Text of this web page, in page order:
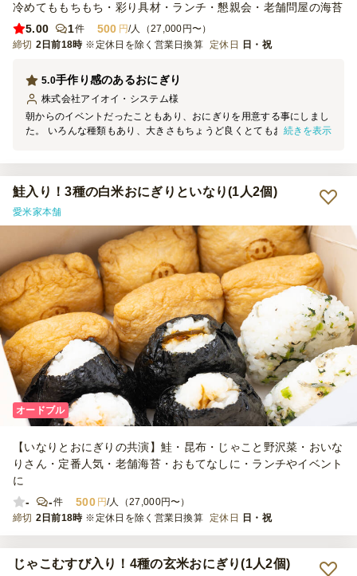
冷めてももちもち・彩り具材・ランチ・懇親会・老舗問屋の海苔
5.00
1件 500 円/人（27,000円〜）
締切 2日前18時 ※定休日を除く営業日換算 定休日 日・祝
手作り感のあるおにぎり
5.0
株式会社アイオイ・システム様
朝からのイベントだったこともあり、おにぎりを用意する事にしまし
た。 いろんな種類もあり、大きさもちょうど良くとてもおいしかっ
続きを表示
鮭入り！3種の白米おにぎりといなり(1人2個)
愛米家本舗
オードブル
【いなりとおにぎりの共演】鮭・昆布・じゃこと野沢菜・おいな
りさん・定番人気・老舗海苔・おもてなしに・ランチやイベント
に
-
-件 500 円/人（27,000円〜）
締切 2日前18時 ※定休日を除く営業日換算 定休日 日・祝
じゃこむすび入り！4種の玄米おにぎり(1人2個)